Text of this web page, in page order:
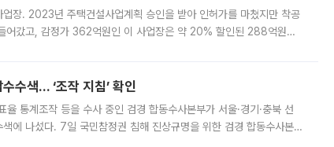
장. 2023년 주택건설사업계획 승인을 받아 인허가를 마쳤지만 착공
어갔고, 감정가 362억원인 이 사업장은 약 20% 할인된 288억원에
수색… ‘조작 지침’ 확인
통계조작 등을 수사 중인 검경 합동수사본부가 서울·경기·충북 선
에 나섰다. 7일 국민참정권 침해 진상규명을 위한 검경 합동수사본